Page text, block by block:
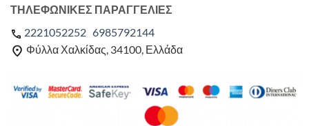
ΤΗΛΕΦΩΝΙΚΕΣ ΠΑΡΑΓΓΕΛΙΕΣ
2221052252 6985792144
Φύλλα Χαλκίδας, 34100, Ελλάδα